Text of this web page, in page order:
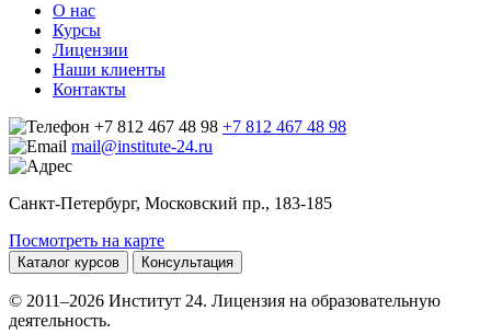
О нас
Курсы
Лицензии
Наши клиенты
Контакты
+7 812 467 48 98 +7 812 467 48 98
mail@institute-24.ru
Санкт-Петербург, Московский пр., 183-185
Посмотреть на карте
Каталог курсов Консультация
© 2011–2026 Институт 24. Лицензия на образовательную
деятельность.